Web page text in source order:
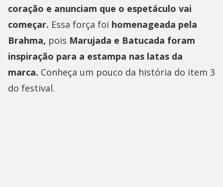
coração e anunciam que o espetáculo vai
começar. Essa força foi homenageada pela
Brahma, pois Marujada e Batucada foram
inspiração para a estampa nas latas da
marca. Conheça um pouco da história do item 3
do festival.